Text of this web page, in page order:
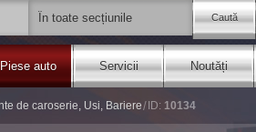
Caută
Piese auto Servicii Noutăți
de caroserie, Usi, Bariere/ ID: 10134